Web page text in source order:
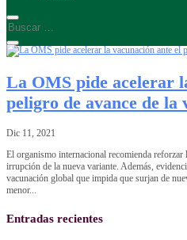
La OMS pide acelerar
peligro de avance de la
Dic 11, 2021
El organismo internacional recomienda reforzar
irrupción de la nueva variante. Además,
vacunación global que impida que surjan de
menor...
Entradas recientes